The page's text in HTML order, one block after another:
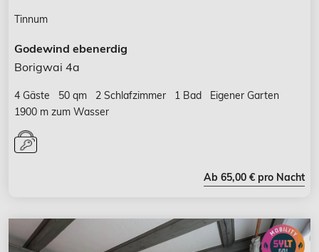
Tinnum
Godewind ebenerdig
Borigwai 4a
4 Gäste 50 qm 2 Schlafzimmer 1 Bad
Eigener Garten
1900 m zum Wasser
Ab 65,00 € pro Nacht